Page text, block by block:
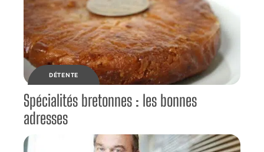
DÉTENTE
Spécialités bretonnes : les bonnes
adresses